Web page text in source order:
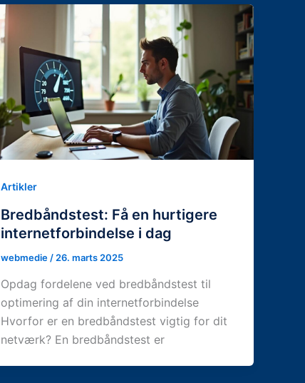
Artikler
Bredbåndstest: Få en hurtigere
internetforbindelse i dag
webmedie / 26. marts 2025
Opdag fordelene ved bredbåndstest til
optimering af din internetforbindelse
Hvorfor er en bredbåndstest vigtig for dit
netværk? En bredbåndstest er